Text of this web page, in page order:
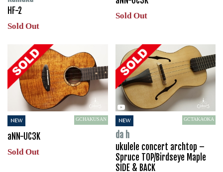
HF-2
Sold Out
Sold Out
NEW GCHAKUSAN
aNN-UC3K
Sold Out
NEW GCTAKAOKA
da h
ukulele concert archtop –
Spruce TOP/Birdseye Maple
SIDE & BACK